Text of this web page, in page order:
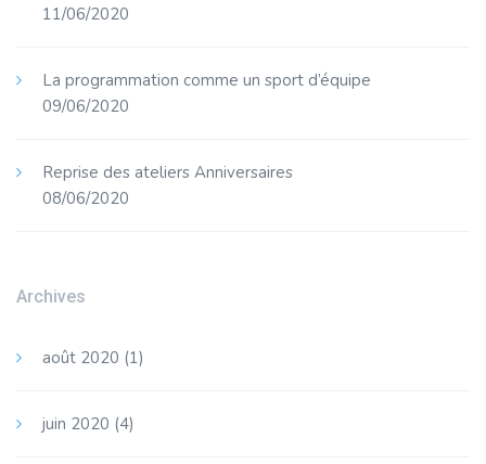
11/06/2020
La programmation comme un sport d’équipe
09/06/2020
Reprise des ateliers Anniversaires
08/06/2020
Archives
août 2020 (1)
juin 2020 (4)